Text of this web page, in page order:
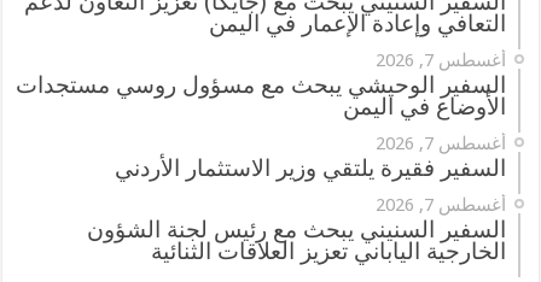
التعافي وإعادة الإعمار في اليمن
أغسطس 7, 2026
السفير الوحيشي يبحث مع مسؤول روسي مستجدات
الأوضاع في اليمن
أغسطس 7, 2026
السفير فقيرة يلتقي وزير الاستثمار الأردني
أغسطس 7, 2026
السفير السنيني يبحث مع رئيس لجنة الشؤون
الخارجية الياباني تعزيز العلاقات الثنائية